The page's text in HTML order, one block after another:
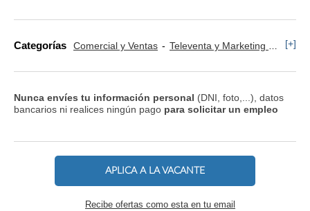
Categorías Comercial y Ventas Televenta y Marketing Telefónico [+]
Nunca envíes tu información personal (DNI, foto,...), datos
bancarios ni realices ningún pago para solicitar un empleo
APLICA A LA VACANTE
Recibe ofertas como esta en tu email